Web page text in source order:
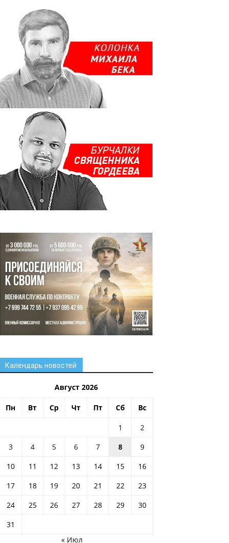
Календарь новостей
Август 2026
Пн Вт Ср Чт Пт Сб Вс
1
2
3
4 5 6 7 8
9
10
11 12 13 14 15
16
17
18 19 20 21 22
23
24
25 26 27 28 29
30
31
« Июл